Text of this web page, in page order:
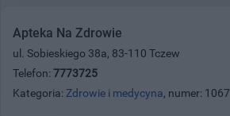
Apteka Na Zdrowie
ul. Sobieskiego 38a, 83-110 Tczew
Telefon: 7773725
Kategoria: Zdrowie i medycyna, numer: 1067